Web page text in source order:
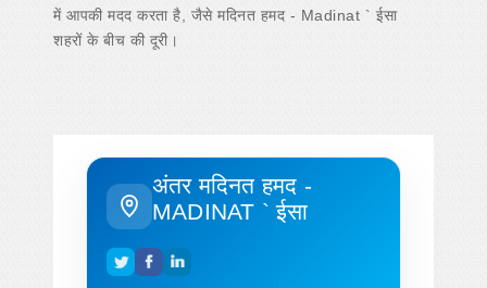
में आपकी मदद करता है, जैसे मदिनत हमद - Madinat ` ईसा
शहरों के बीच की दूरी।
अंतर मदिनत हमद -
MADINAT ` ईसा